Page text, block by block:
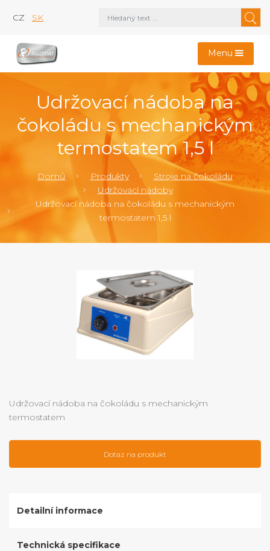
CZ SK
Menu
Udržovací nádoba na
čokoládu s mechanickým
termostatem 1,5 l
Domů Produkty
Stroje na čokoládu
Udržovací nádoby
Udržovací nádoba na čokoládu s mechanickým
termostatem 1,5 l
Udržovací nádoba na čokoládu s mechanickým
termostatem
Dotaz na produkt
Detailní informace
Technická specifikace